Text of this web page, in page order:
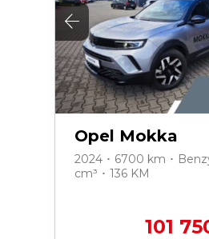
Opel Mokka
2024 ･ 6700 km ･
cm³ ･ 136 KM
101